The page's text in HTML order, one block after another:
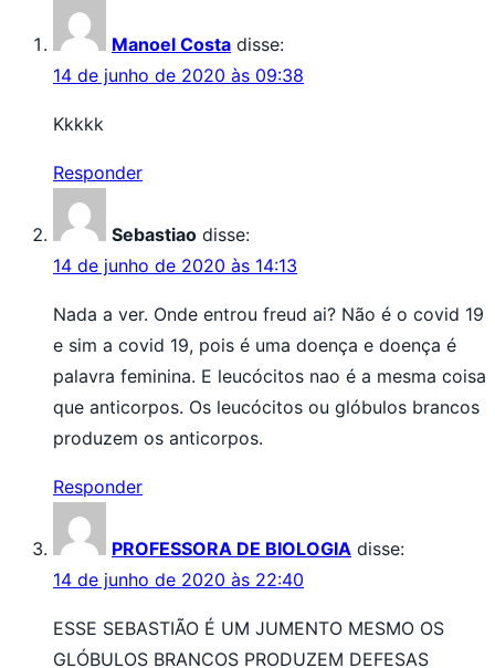
Manoel Costa disse:
14 de junho de 2020 às 09:38
Kkkkk
Responder
Sebastiao disse:
14 de junho de 2020 às 14:13
Nada a ver. Onde entrou freud ai? Não é o covid 19
e sim a covid 19, pois é uma doença e doença é
palavra feminina. E leucócitos nao é a mesma coisa
que anticorpos. Os leucócitos ou glóbulos brancos
produzem os anticorpos.
Responder
PROFESSORA DE BIOLOGIA disse:
14 de junho de 2020 às 22:40
ESSE SEBASTIÃO É UM JUMENTO MESMO OS
GLÓBULOS BRANCOS PRODUZEM DEFESAS